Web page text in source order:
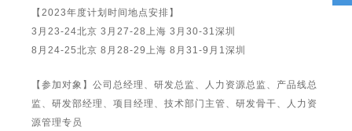
【2023年度计划时间地点安排】
3月23-24北京 3月27-28上海 3月30-31深圳
8月24-25北京 8月28-29上海 8月31-9月1深圳
【参加对象】公司总经理、研发总监、人力资源总监、产品线总
监、研发部经理、项目经理、技术部门主管、研发骨干、人力资
源管理专员